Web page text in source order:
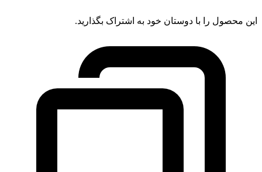
این محصول را با دوستان خود به اشتراک بگذارید.